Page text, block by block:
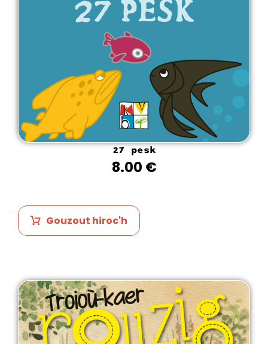
27 pesk
8.00 €
Gouzout hiroc'h